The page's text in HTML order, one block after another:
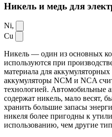
Никель и медь для
Ni,
Cu
Никель — один из основных
используются при
материала для
аккумуляторы NCM и NCA
технологией. Автомобильные
содержат никель, мало весят,
хранить большие запасы
никеля более пригодны к
использованию, чем другие